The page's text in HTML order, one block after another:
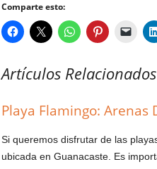
Comparte esto:
Artículos Relacionados
Playa Flamingo: Arenas
Si queremos disfrutar de las
ubicada en Guanacaste. Es